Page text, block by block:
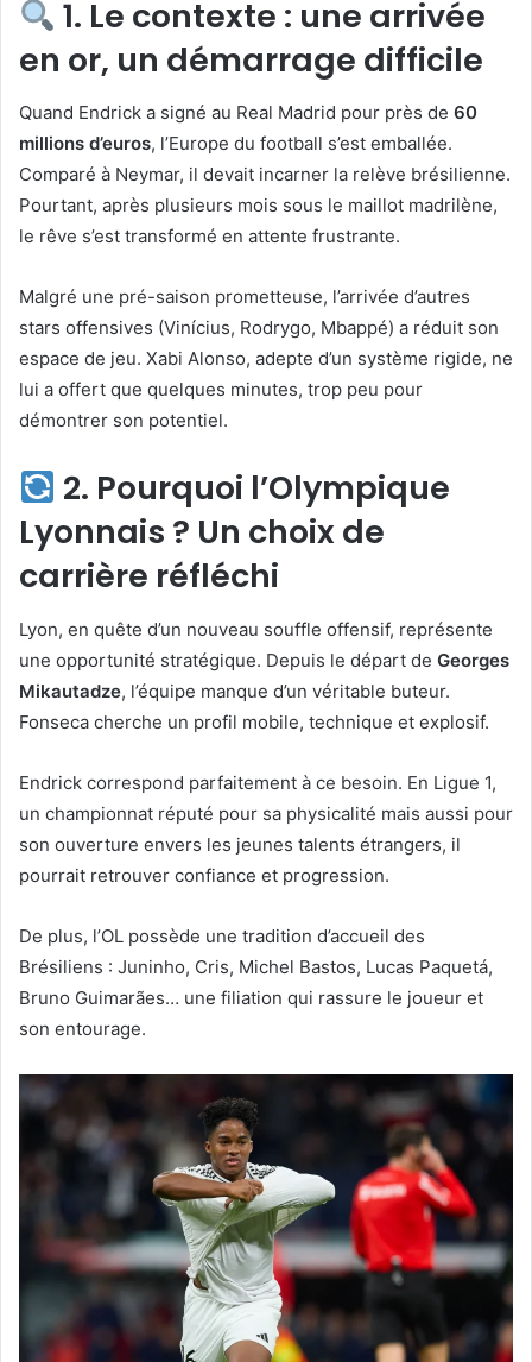
1. Le contexte : une arrivée
en or, un démarrage difficile
Quand Endrick a signé au Real Madrid pour près de 60
millions d’euros, l’Europe du football s’est emballée.
Comparé à Neymar, il devait incarner la relève brésilienne.
Pourtant, après plusieurs mois sous le maillot madrilène,
le rêve s’est transformé en attente frustrante.
Malgré une pré-saison prometteuse, l’arrivée d’autres
stars offensives (Vinícius, Rodrygo, Mbappé) a réduit son
espace de jeu. Xabi Alonso, adepte d’un système rigide, ne
lui a offert que quelques minutes, trop peu pour
démontrer son potentiel.
2. Pourquoi l’Olympique
Lyonnais ? Un choix de
carrière réfléchi
Lyon, en quête d’un nouveau souffle offensif, représente
une opportunité stratégique. Depuis le départ de Georges
Mikautadze, l’équipe manque d’un véritable buteur.
Fonseca cherche un profil mobile, technique et explosif.
Endrick correspond parfaitement à ce besoin. En Ligue 1,
un championnat réputé pour sa physicalité mais aussi pour
son ouverture envers les jeunes talents étrangers, il
pourrait retrouver confiance et progression.
De plus, l’OL possède une tradition d’accueil des
Brésiliens : Juninho, Cris, Michel Bastos, Lucas Paquetá,
Bruno Guimarães… une filiation qui rassure le joueur et
son entourage.